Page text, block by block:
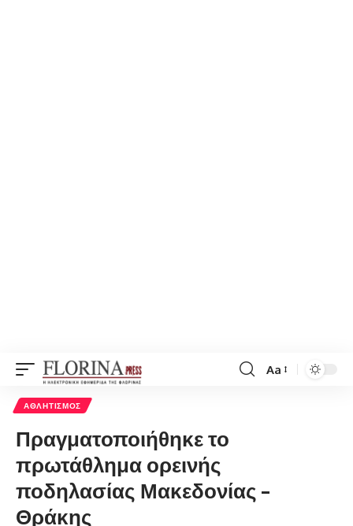
Font
Aa
ΑΘΛΗΤΙΣΜΌΣ
Πραγματοποιήθηκε το
πρωτάθλημα ορεινής
ποδηλασίας Μακεδονίας –
Θράκης